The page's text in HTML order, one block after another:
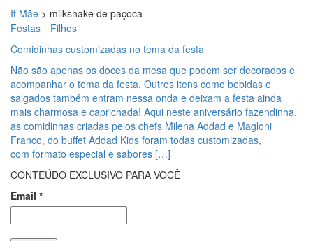
It Mãe > milkshake de paçoca
Festas
Filhos
Comidinhas customizadas no tema da festa
Não são apenas os doces da mesa que podem ser decorados e
acompanhar o tema da festa. Outros itens como bebidas e
salgados também entram nessa onda e deixam a festa ainda
mais charmosa e caprichada! Aqui neste aniversário fazendinha,
as comidinhas criadas pelos chefs Milena Addad e Magloni
Franco, do buffet Addad Kids foram todas customizadas,
com formato especial e sabores […]
CONTEÚDO EXCLUSIVO PARA VOCÊ
Email *